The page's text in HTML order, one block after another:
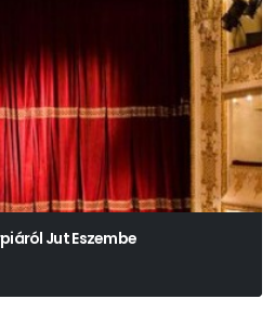
Jut Eszembe